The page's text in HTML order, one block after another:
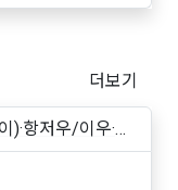
더보기
)·항저우/이우·